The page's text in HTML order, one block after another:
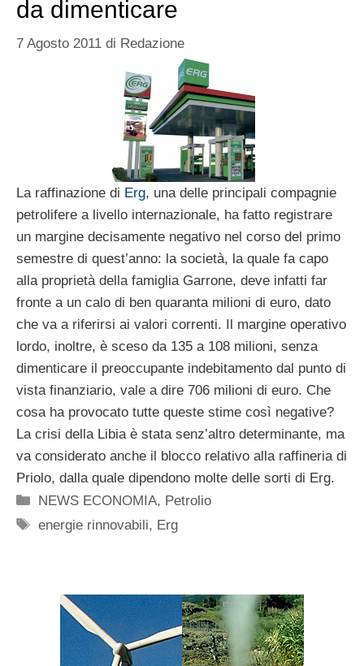
da dimenticare
7 Agosto 2011 di Redazione
La raffinazione di Erg, una delle principali compagnie
petrolifere a livello internazionale, ha fatto registrare
un margine decisamente negativo nel corso del primo
semestre di quest’anno: la società, la quale fa capo
alla proprietà della famiglia Garrone, deve infatti far
fronte a un calo di ben quaranta milioni di euro, dato
che va a riferirsi ai valori correnti. Il margine operativo
lordo, inoltre, è sceso da 135 a 108 milioni, senza
dimenticare il preoccupante indebitamento dal punto di
vista finanziario, vale a dire 706 milioni di euro. Che
cosa ha provocato tutte queste stime così negative?
La crisi della Libia è stata senz’altro determinante, ma
va considerato anche il blocco relativo alla raffineria di
Priolo, dalla quale dipendono molte delle sorti di Erg.
Categorie
NEWS ECONOMIA, Petrolio
Tag
energie rinnovabili, Erg